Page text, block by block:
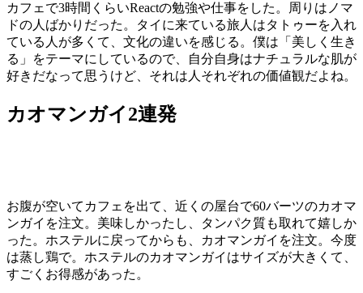
カフェで3時間くらいReactの勉強や仕事をした。周りはノマ
ドの人ばかりだった。タイに来ている旅人はタトゥーを入れ
ている人が多くて、文化の違いを感じる。僕は「美しく生き
る」をテーマにしているので、自分自身はナチュラルな肌が
好きだなって思うけど、それは人それぞれの価値観だよね。
カオマンガイ2連発
お腹が空いてカフェを出て、近くの屋台で60バーツのカオマ
ンガイを注文。美味しかったし、タンパク質も取れて嬉しか
った。ホステルに戻ってからも、カオマンガイを注文。今度
は蒸し鶏で。ホステルのカオマンガイはサイズが大きくて、
すごくお得感があった。